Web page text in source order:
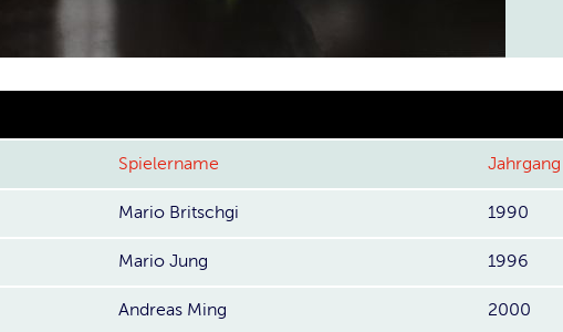
Spielername Jahrgang
Mario Britschgi 1990
Mario Jung 1996
Andreas Ming 2000